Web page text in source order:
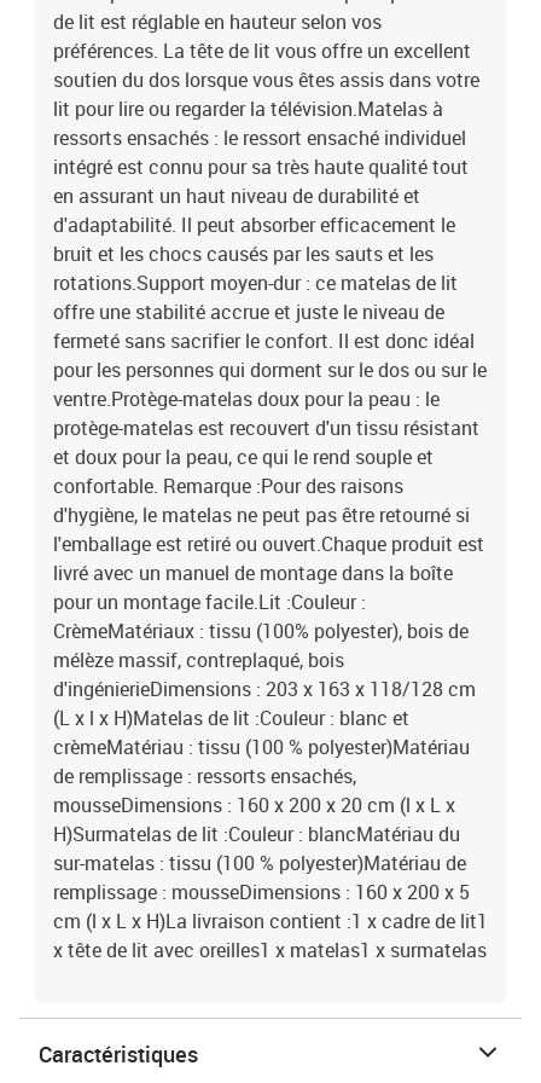
de lit est réglable en hauteur selon vos
préférences. La tête de lit vous offre un excellent
soutien du dos lorsque vous êtes assis dans votre
lit pour lire ou regarder la télévision.Matelas à
ressorts ensachés : le ressort ensaché individuel
intégré est connu pour sa très haute qualité tout
en assurant un haut niveau de durabilité et
d'adaptabilité. Il peut absorber efficacement le
bruit et les chocs causés par les sauts et les
rotations.Support moyen-dur : ce matelas de lit
offre une stabilité accrue et juste le niveau de
fermeté sans sacrifier le confort. Il est donc idéal
pour les personnes qui dorment sur le dos ou sur le
ventre.Protège-matelas doux pour la peau : le
protège-matelas est recouvert d'un tissu résistant
et doux pour la peau, ce qui le rend souple et
confortable. Remarque :Pour des raisons
d'hygiène, le matelas ne peut pas être retourné si
l'emballage est retiré ou ouvert.Chaque produit est
livré avec un manuel de montage dans la boîte
pour un montage facile.Lit :Couleur :
CrèmeMatériaux : tissu (100% polyester), bois de
mélèze massif, contreplaqué, bois
d'ingénierieDimensions : 203 x 163 x 118/128 cm
(L x l x H)Matelas de lit :Couleur : blanc et
crèmeMatériau : tissu (100 % polyester)Matériau
de remplissage : ressorts ensachés,
mousseDimensions : 160 x 200 x 20 cm (l x L x
H)Surmatelas de lit :Couleur : blancMatériau du
sur-matelas : tissu (100 % polyester)Matériau de
remplissage : mousseDimensions : 160 x 200 x 5
cm (l x L x H)La livraison contient :1 x cadre de lit1
x tête de lit avec oreilles1 x matelas1 x surmatelas
Caractéristiques